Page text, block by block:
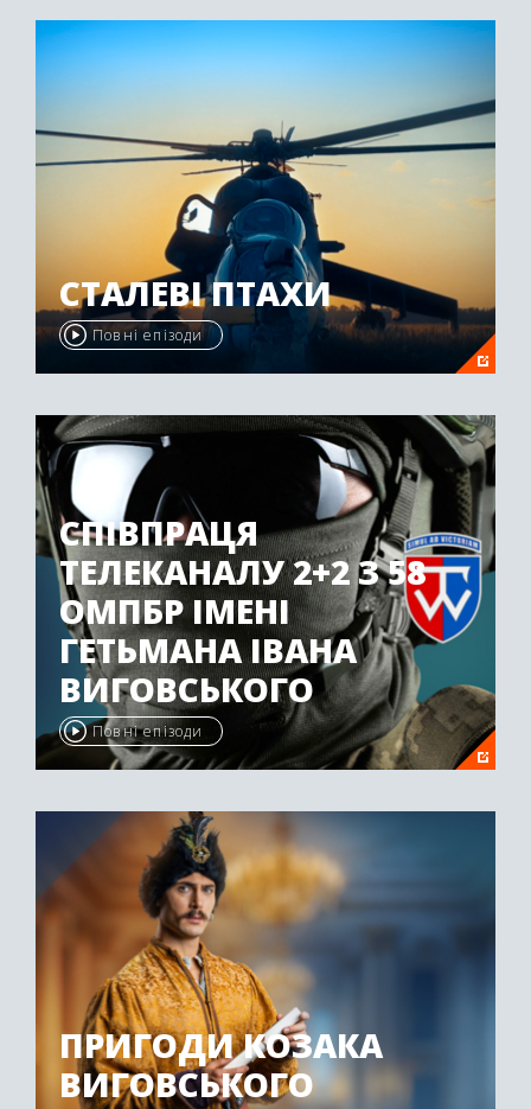
СТАЛЕВІ ПТАХИ
Повні епізоди
СПІВПРАЦЯ
ТЕЛЕКАНАЛУ 2+2 З 58
ОМПБР ІМЕНІ
ГЕТЬМАНА ІВАНА
ВИГОВСЬКОГО
Повні епізоди
ПРИГОДИ КОЗАКА
ВИГОВСЬКОГО